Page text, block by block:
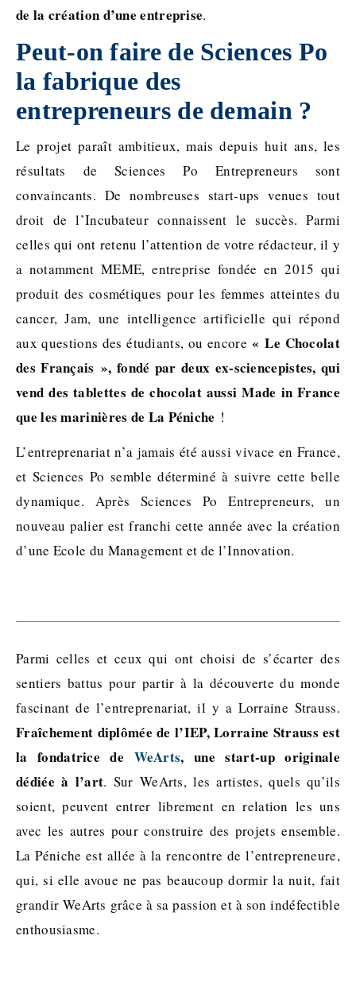
de la création d’une entreprise.
Peut-on faire de Sciences Po
la fabrique des
entrepreneurs de demain ?
Le projet paraît ambitieux, mais depuis huit ans, les
résultats de Sciences Po Entrepreneurs sont
convaincants. De nombreuses start-ups venues tout
droit de l’Incubateur connaissent le succès. Parmi
celles qui ont retenu l’attention de votre rédacteur, il y
a notamment MEME, entreprise fondée en 2015 qui
produit des cosmétiques pour les femmes atteintes du
cancer, Jam, une intelligence artificielle qui répond
aux questions des étudiants, ou encore « Le Chocolat
des Français », fondé par deux ex-sciencepistes, qui
vend des tablettes de chocolat aussi Made in France
que les marinières de La Péniche !
L’entreprenariat n’a jamais été aussi vivace en France,
et Sciences Po semble déterminé à suivre cette belle
dynamique. Après Sciences Po Entrepreneurs, un
nouveau palier est franchi cette année avec la création
d’une Ecole du Management et de l’Innovation.
Parmi celles et ceux qui ont choisi de s’écarter des
sentiers battus pour partir à la découverte du monde
fascinant de l’entreprenariat, il y a Lorraine Strauss.
Fraîchement diplômée de l’IEP, Lorraine Strauss est
la fondatrice de WeArts, une start-up originale
dédiée à l’art. Sur WeArts, les artistes, quels qu’ils
soient, peuvent entrer librement en relation les uns
avec les autres pour construire des projets ensemble.
La Péniche est allée à la rencontre de l’entrepreneure,
qui, si elle avoue ne pas beaucoup dormir la nuit, fait
grandir WeArts grâce à sa passion et à son indéfectible
enthousiasme.